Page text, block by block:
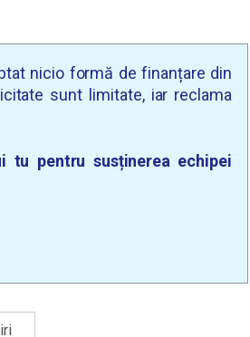
nicio formă de finanțare din
sunt limitate, iar reclama
tu pentru susținerea echipei